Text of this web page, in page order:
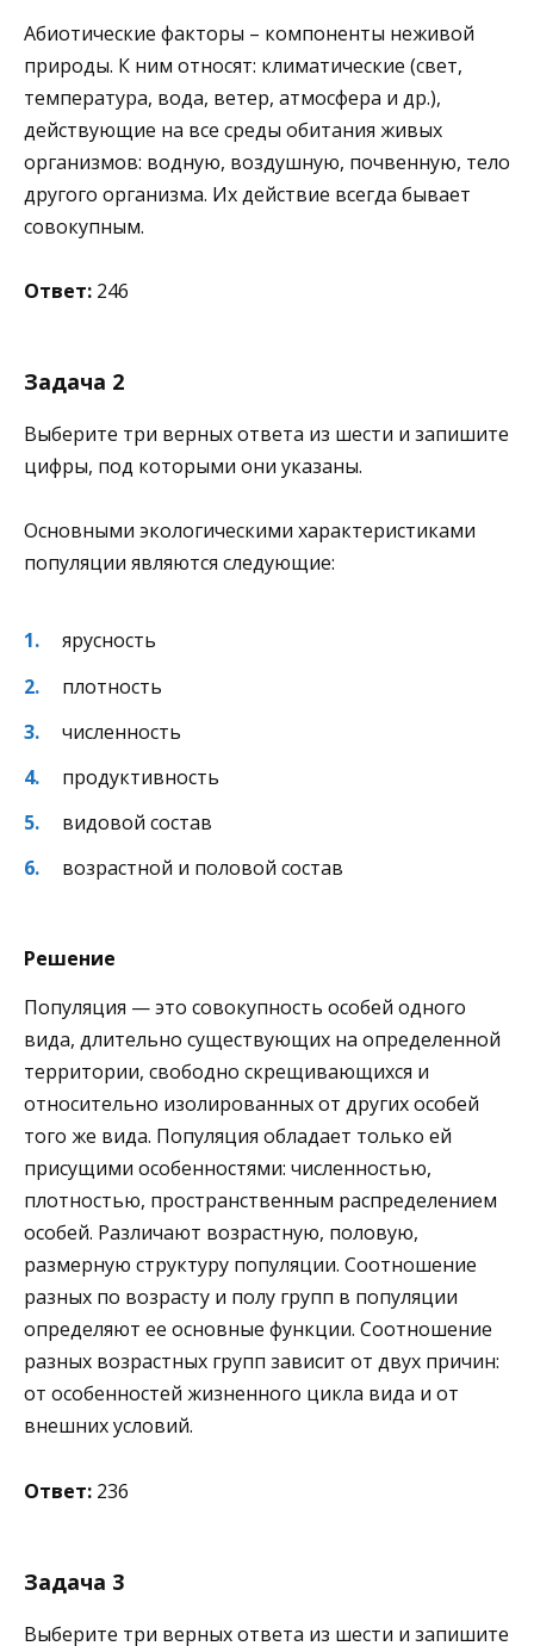
Абиотические факторы – компоненты неживой
природы. К ним относят: климатические (свет,
температура, вода, ветер, атмосфера и др.),
действующие на все среды обитания живых
организмов: водную, воздушную, почвенную, тело
другого организма. Их действие всегда бывает
совокупным.
Ответ: 246
Задача 2
Выберите три верных ответа из шести и запишите
цифры, под которыми они указаны.
Основными экологическими характеристиками
популяции являются следующие:
ярусность
плотность
численность
продуктивность
видовой состав
возрастной и половой состав
Решение
Популяция — это совокупность особей одного
вида, длительно существующих на определенной
территории, свободно скрещивающихся и
относительно изолированных от других особей
того же вида. Популяция обладает только ей
присущими особенностями: численностью,
плотностью, пространственным распределением
особей. Различают возрастную, половую,
размерную структуру популяции. Соотношение
разных по возрасту и полу групп в популяции
определяют ее основные функции. Соотношение
разных возрастных групп зависит от двух причин:
от особенностей жизненного цикла вида и от
внешних условий.
Ответ: 236
Задача 3
Выберите три верных ответа из шести и запишите